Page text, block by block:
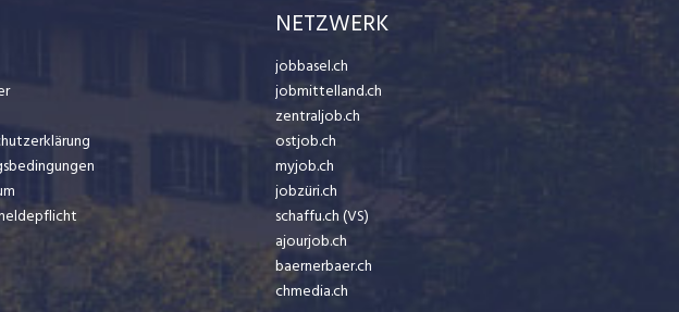
NETZWERK
jobbasel.ch
jobmittelland.ch
zentraljob.ch
ostjob.ch
myjob.ch
jobzüri.ch
schaffu.ch (VS)
ajourjob.ch
baernerbaer.ch
chmedia.ch